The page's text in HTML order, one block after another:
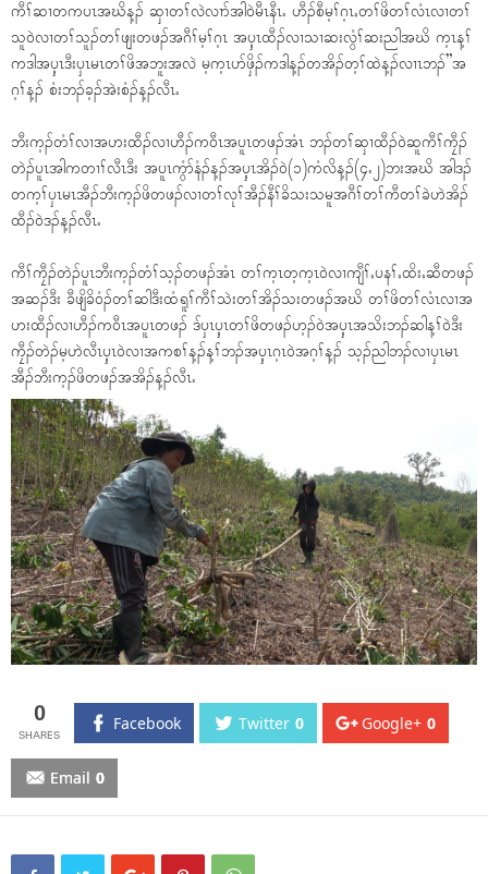
ကီၢ်ဆၢတကပၤအဃိန့ၣ် ဆှၢတၢ်လဲလၢာ်အါ၀ဲမီၤနီၤႉ ဟီၣ်စီမ့ၢ်ဂ့ၤႇတၢ်ဖိတၢ်လံၤလၢတၢ်
သူ၀ဲလၢတၢ်သူၣ်တၢ်ဖျးတဖၣ်အဂီၢ်မ့ၢ်ဂ့ၤ အၦ့ၤထီၣ်လၢသၢဆးလွံၢ်ဆးညါအဃိ က့ၤန့ၢ်
ကဒါအၦ့ၤဒီးၦၤမၤတၢ်ဖိအဘူးအလဲ မ့က့ၤပာ်ဖှိၣ်ကဒါန့ၣ်တအိၣ်တ့ၢ်ထဲန့ၣ်လၢၤဘၣ်”အ
ဂ့ၢ်န့ၣ် စံးဘၣ်ခ့ၣ်အဲးစံၣ်န့ၣ်လီၤႉ
ဘီးက့ၣ်တံၢ်လၢအဟးထီၣ်လၢဟီၣ်က၀ီၤအပူၤတဖၣ်အံၤ ဘၣ်တၢ်ဆှၢထီၣ်၀ဲဆူကီၢ်ကၠီၣ်
တဲၣ်ပူၤအါကတၢၢ်လီၤဒီး အပူၤကွံာ်နံၣ်န့ၣ်အၦ့ၤအိၣ်၀ဲ(၁)ကံလိန့ၣ်(၄ႉ၂)ဘးအဃိ အါဒၣ်
တက့ၢ်ၦၤမၤအီၣ်ဘီးက့ၣ်ဖိတဖၣ်လၢတၢ်လုၢ်အီၣ်နီၢ်ခိသးသမူအဂီၢ်တၢ်ကီတၢ်ခဲဟဲအိၣ်
ထီၣ်၀ဲဒၣ်န့ၣ်လီၤႉ
ကီၢ်ကၠီၣ်တဲၣ်ပူၤဘီးက့ၣ်တံၢ်သ့ၣ်တဖၣ်အံၤ တၢ်က့ၤတ့က့ၤ၀ဲလၢကျီၢ်ႇပနၢ်ႇထိးႇဆီတဖၣ်
အဆၣ်ဒီး ခီဖျိခိ၀ံၣ်တၢ်ဆါဒီးထံရူၢ်ကီၢ်သဲးတၢ်အိၣ်သးတဖၣ်အဃိ တၢ်ဖိတၢ်လံၤလၢအ
ဟးထီၣ်လၢဟီၣ်က၀ီၤအပူၤတဖၣ် ဒ်ၦၤၦ့ၤတၢ်ဖိတဖၣ်ဟ့ၣ်၀ဲအၦ့ၤအသိးဘၣ်ဆါန့ၢ်၀ဲဒီး
ကၠီၣ်တဲၣ်မ့ဟဲလီၤၦ့ၤ၀ဲလၢအကစၢ်န့ၣ်န့ၢ်ဘၣ်အၦ့ၤဂ့ၤ၀ဲအဂ့ၢ်န့ၣ် သ့ၣ်ညါဘၣ်လၢၦၤမၤ
အီၣ်ဘီးက့ၣ်ဖိတဖၣ်အအိၣ်န့ၣ်လီၤႉ
0 Facebook Twitter 0 Google+ 0
Email 0